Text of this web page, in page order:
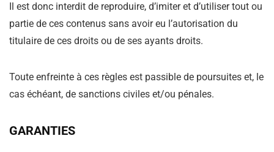
Il est donc interdit de reproduire, d’imiter et d’utiliser tout ou
partie de ces contenus sans avoir eu l’autorisation du
titulaire de ces droits ou de ses ayants droits.
Toute enfreinte à ces règles est passible de poursuites et, le
cas échéant, de sanctions civiles et/ou pénales.
GARANTIES